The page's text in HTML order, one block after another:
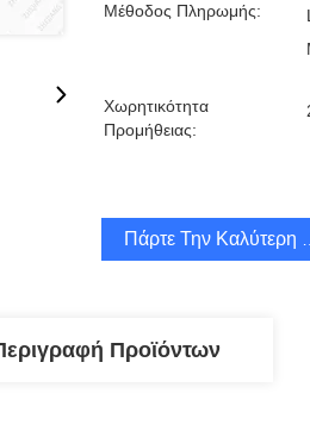
Μέθοδος Πληρωμής:
Χωρητικότητα
Προμήθειας:
Πάρτε Την Καλύτερη
Προϊόντων